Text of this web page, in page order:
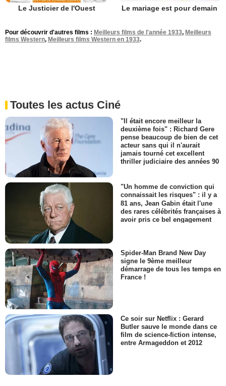
Le Justicier de l'Ouest Le mariage est pour demain
Pour découvrir d'autres films : Meilleurs films de l'année 1933, Meilleurs
films Western, Meilleurs films Western en 1933.
Toutes les actus Ciné
"Il était encore meilleur la
deuxième fois" : Richard Gere
pense beaucoup de bien de cet
acteur sans qui il n'aurait
jamais tourné cet excellent
thriller judiciaire des années 90
"Un homme de conviction qui
connaissait les risques" : il y a
81 ans, Jean Gabin était l'une
des rares célébrités françaises à
avoir pris ce bel engagement
Spider-Man Brand New Day
signe le 9ème meilleur
démarrage de tous les temps en
France !
Ce soir sur Netflix : Gerard
Butler sauve le monde dans ce
film de science-fiction intense,
entre Armageddon et 2012